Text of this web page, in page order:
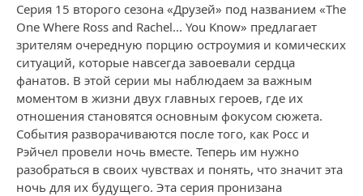
Серия 15 второго сезона «Друзей» под названием «The
One Where Ross and Rachel... You Know» предлагает
зрителям очередную порцию остроумия и комических
ситуаций, которые навсегда завоевали сердца
фанатов. В этой серии мы наблюдаем за важным
моментом в жизни двух главных героев, где их
отношения становятся основным фокусом сюжета.
События разворачиваются после того, как Росс и
Рэйчел провели ночь вместе. Теперь им нужно
разобраться в своих чувствах и понять, что значит эта
ночь для их будущего. Эта серия пронизана